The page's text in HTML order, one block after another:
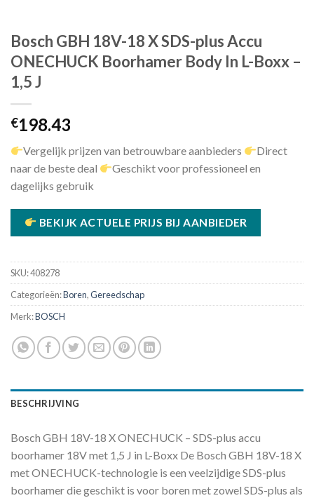
Bosch GBH 18V-18 X SDS-plus Accu
ONECHUCK Boorhamer Body In L-Boxx –
1,5 J
€198.43
Vergelijk prijzen van betrouwbare aanbieders
Direct
naar de beste deal
Geschikt voor professioneel en
dagelijks gebruik
BEKIJK ACTUELE PRIJS BIJ AANBIEDER
SKU:408278
Categorieën:Boren,Gereedschap
Merk:BOSCH
BESCHRIJVING
Bosch GBH 18V-18 X ONECHUCK – SDS-plus accu
boorhamer 18V met 1,5 J in L-Boxx De Bosch GBH 18V-18 X
met ONECHUCK-technologie is een veelzijdige SDS-plus
boorhamer die geschikt is voor boren met zowel SDS-plus als